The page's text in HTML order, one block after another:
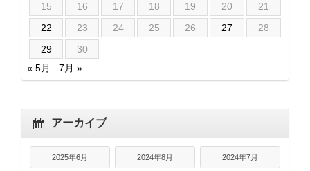
15
16 17 18 19 20
21
22
23 24 25 26 27
28
29
30
« 5月
7月 »
アーカイブ
2025年6月 2024年8月 2024年7月